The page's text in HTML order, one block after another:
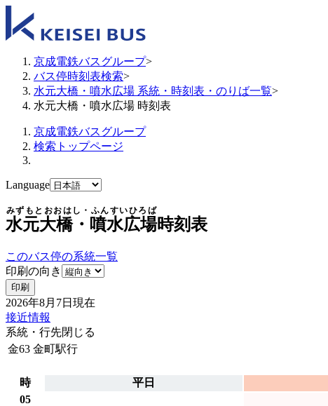
京成電鉄バスグループ>
バス停時刻表検索>
水元大橋・噴水広場 系統・時刻表・のりば一覧>
水元大橋・噴水広場 時刻表
京成電鉄バスグループ
検索トップページ
Language
水元大橋・噴水広場
みずもとおおはし・ふんすいひろば
時刻表
このバス停の系統一覧
印刷の向き
印刷
2026年8月7日 現在
接近情報
系統・行先閉じる
金63 金町駅行
時
平日
05